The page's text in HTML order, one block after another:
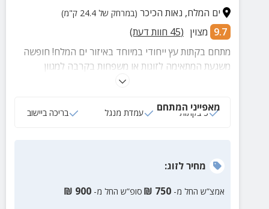
ים המלח, נאות הכיכר (במרחק של 24.4 ק"מ)
9.7 מצוין (
45 חוות דעת)
מתחם בקתות עץ ייחודי במיוחד באיזור ים המלח! חופשה
משגעת המתאימה לזוגות או משפחות בקרבה למגוון
פעילויות ואטרקציות מאתגרות, בריכת היישוב ועוד פינוקים!
מאפייני המתחם
3 בקתות עמדת מנגל בריכה ביישוב
מחירלזוג:
אמצ”ש החל מ- 750
₪ סופ”ש החל מ- 900
₪